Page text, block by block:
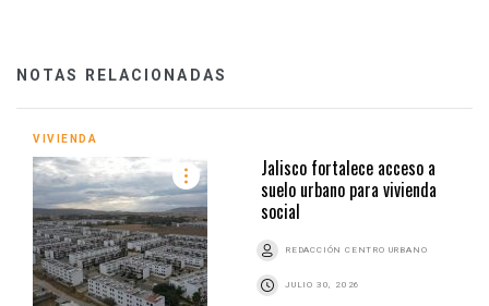
NOTAS RELACIONADAS
VIVIENDA
Jalisco fortalece acceso a
suelo urbano para vivienda
social
REDACCIÓN CENTRO URBANO
JULIO 30, 2026